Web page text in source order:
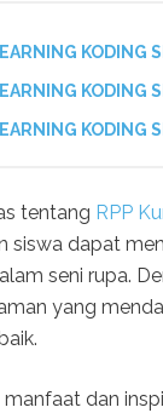
KODING
KODING
KODING
tentang RPP
siswa dapat
seni rupa.
yang
dan